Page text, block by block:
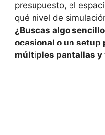
presupuesto, el
qué nivel de
¿Buscas algo
ocasional o un setup
múltiples pantallas y